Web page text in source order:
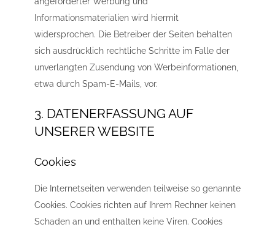
Informationsmaterialien wird hiermit
widersprochen. Die Betreiber der Seiten behalten
sich ausdrücklich rechtliche Schritte im Falle der
unverlangten Zusendung von Werbeinformationen,
etwa durch Spam-E-Mails, vor.
3. DATENERFASSUNG AUF
UNSERER WEBSITE
Cookies
Die Internetseiten verwenden teilweise so genannte
Cookies. Cookies richten auf Ihrem Rechner keinen
Schaden an und enthalten keine Viren. Cookies